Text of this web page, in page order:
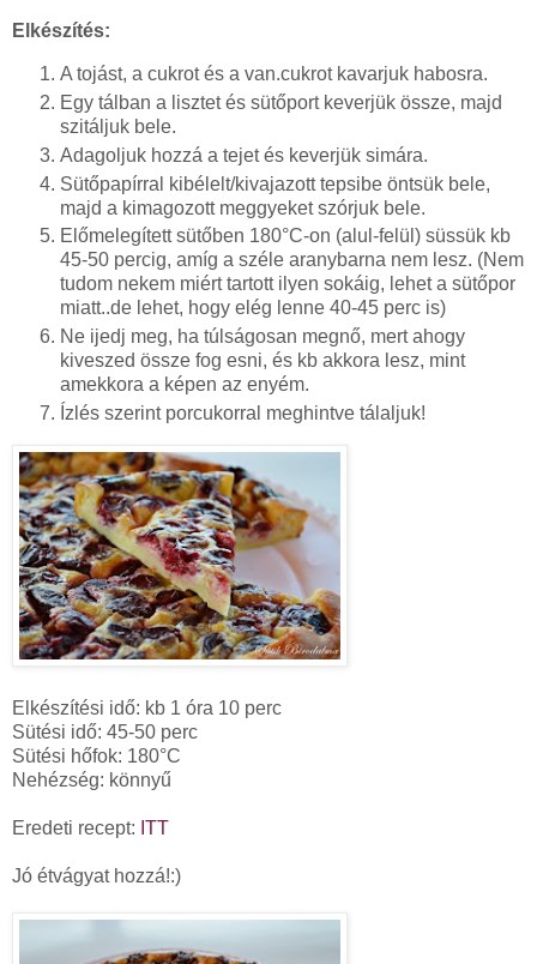
Elkészítés:
A tojást, a cukrot és a van.cukrot kavarjuk habosra.
Egy tálban a lisztet és sütőport keverjük össze, majd
szitáljuk bele.
Adagoljuk hozzá a tejet és keverjük simára.
Sütőpapírral kibélelt/kivajazott tepsibe öntsük bele,
majd a kimagozott meggyeket szórjuk bele.
Előmelegített sütőben 180°C-on (alul-felül) süssük kb
45-50 percig, amíg a széle aranybarna nem lesz. (Nem
tudom nekem miért tartott ilyen sokáig, lehet a sütőpor
miatt..de lehet, hogy elég lenne 40-45 perc is)
Ne ijedj meg, ha túlságosan megnő, mert ahogy
kiveszed össze fog esni, és kb akkora lesz, mint
amekkora a képen az enyém.
Ízlés szerint porcukorral meghintve tálaljuk!
Elkészítési idő: kb 1 óra 10 perc
Sütési idő: 45-50 perc
Sütési hőfok: 180°C
Nehézség: könnyű
Eredeti recept: ITT
Jó étvágyat hozzá!:)